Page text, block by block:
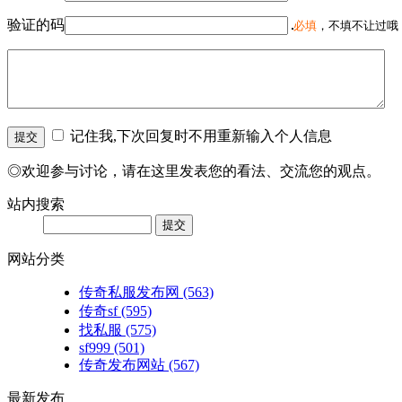
验证的码 必填 ，不填不让过
记住我,下次回复时不用重新输入个人信息
◎欢迎参与讨论，请在这里发表您的看法、交流您的观点。
站内搜索
网站分类
传奇私服发布网 (563)
传奇sf(595)
找私服 (575)
sf999 (501)
传奇发布网站 (567)
最新发布